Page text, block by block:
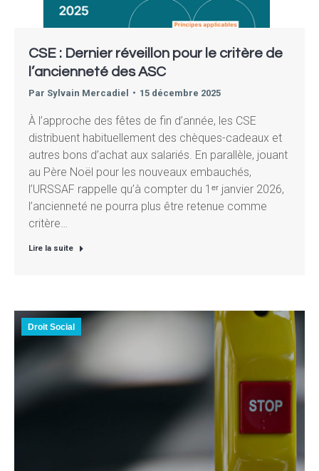
CSE : Dernier réveillon pour le critère de
l’ancienneté des ASC
Par Sylvain Mercadiel 15 décembre 2025
À l’approche des fêtes de fin d’année, les CSE
distribuent habituellement des chèques-cadeaux et
autres bons d’achat aux salariés. En parallèle, jouant
au Père Noël pour les nouveaux embauchés,
l’URSSAF rappelle qu’à compter du 1ᵉʳ janvier 2026,
l’ancienneté ne pourra plus être retenue comme
critère…
Lire la suite
Droit Social